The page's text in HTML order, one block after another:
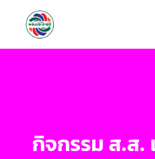
กิจกรรม ส.ส.